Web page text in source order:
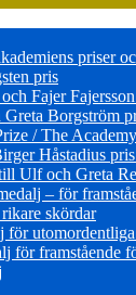
priser
pris
Fajer
Greta Borgström
/ The
Håstadius
Ulf och Greta
– för
skördar
för
för framstående